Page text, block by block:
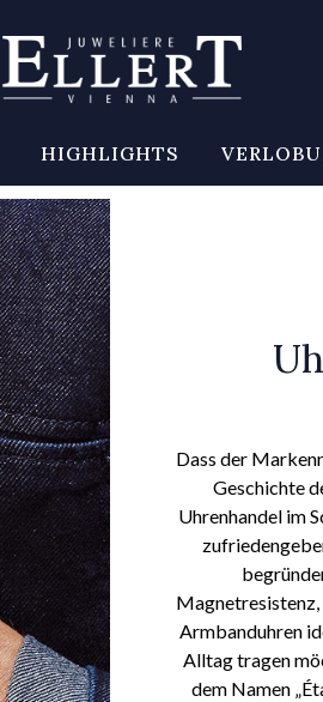
HIGHLIGHTS
Dass der
Geschichte
Uhrenhandel im
Magnetresistenz,
Armbanduhren
Alltag tragen
dem Namen